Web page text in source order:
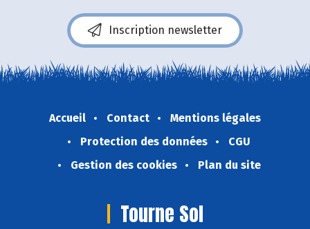
Inscription newsletter
Accueil Contact
Mentions légales
Protection des données
CGU
Gestion des cookies
Plan du site
Tourne Sol